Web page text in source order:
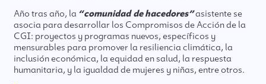
Año tras año, la “comunidad de hacedores”asistente se
asocia para desarrollar los Compromisos de Acción de la
CGI: proyectos y programas nuevos, específicos y
mensurables para promover la resiliencia climática, la
inclusión económica, la equidad en salud, la respuesta
humanitaria, y la igualdad de mujeres y niñas, entre otros.